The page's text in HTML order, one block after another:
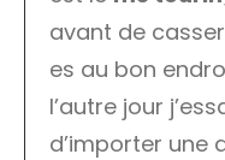
avant de
es au bon
l’autre jour
d’importer une